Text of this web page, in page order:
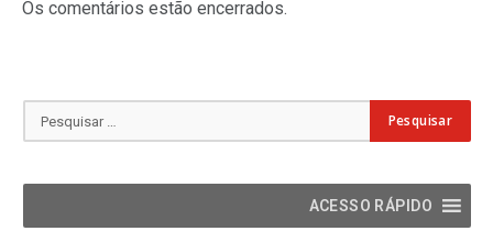
Os comentários estão encerrados.
ACESSO RÁPIDO